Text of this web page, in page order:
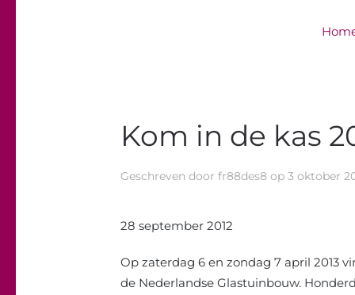
Kom in de kas
Geschreven door fr88des8 op 3 oktober
28 september 2012
Op zaterdag 6 en zondag 7 april 2013
de Nederlandse Glastuinbouw.